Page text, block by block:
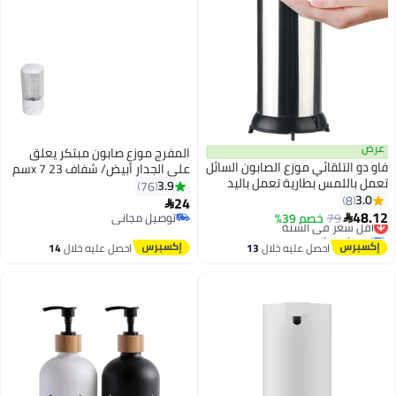
عرض
فاو دو التلقائي موزع الصابون السائل
تعمل باللمس بطارية تعمل باليد
موزع الصابون مع قابل للتعديل
الصابون الاستغناء حجم التحكم
الهاتفي مثالية للاستخدام التجاري أو
المنزلي
3.0
8
48.12
79خصم 39%
أقل سعر في السنة
توصيل مجاني
أقل سعر في السنة
احصل عليه خلال13
اغسطس
المفرج موزع صابون مبتكر يعلق
على الجدار أبيض/ شفاف 23 x 7سم
3.9
76
24
توصيل مجاني
توصيل مجاني
احصل عليه خلال14
اغسطس